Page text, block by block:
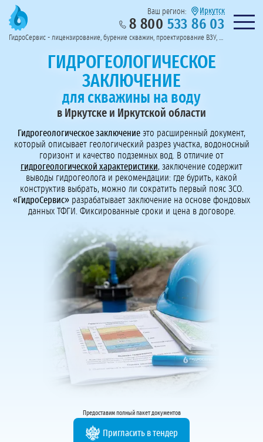
Предоставим полный пакет документов
Пригласить в тендер
Колл-центр на связи с 9:00 до 19:00
Перезвоните мне!
Ваш регион: Иркутск
8 800 533 86 03 Нужна
ГидроСервис - лицензирование, бурение скважин, проектирование ВЗУ, системы водоподготовки
ГИДРОГЕОЛОГИЧЕСКОЕ
ЗАКЛЮЧЕНИЕ
для скважины на воду
в Иркутске и Иркутской области
Гидрогеологическое заключение это расширенный документ,
который описывает геологический разрез участка, водоносный
горизонт и качество подземных вод. В отличие от
гидрогеологической характеристики, заключение содержит
выводы гидрогеолога и рекомендации: где бурить, какой
конструктив выбрать, можно ли сократить первый пояс ЗСО.
«ГидроСервис» разрабатывает заключение на основе фондовых
данных ТФГИ. Фиксированные сроки и цена в договоре.
Предоставим полный пакет документов
Пригласить в тендер